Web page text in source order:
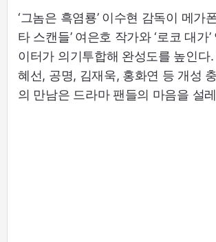
‘그놈은 흑염룡’ 이수현 감독이 메가
타 스캔들’ 여은호 작가와 ‘로코 대가
이터가 의기투합해 완성도를 높인다
혜선, 공명, 김재욱, 홍화연 등 개성
의 만남은 드라마 팬들의 마음을 설